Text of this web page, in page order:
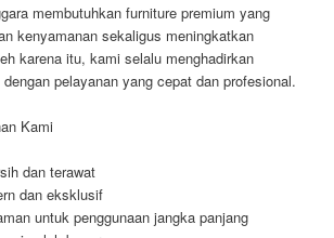
membutuhkan furniture premium yang
kenyamanan sekaligus meningkatkan
karena itu, kami selalu menghadirkan
pelayanan yang cepat dan profesional.
Kami
dan terawat
dan eksklusif
untuk penggunaan jangka panjang